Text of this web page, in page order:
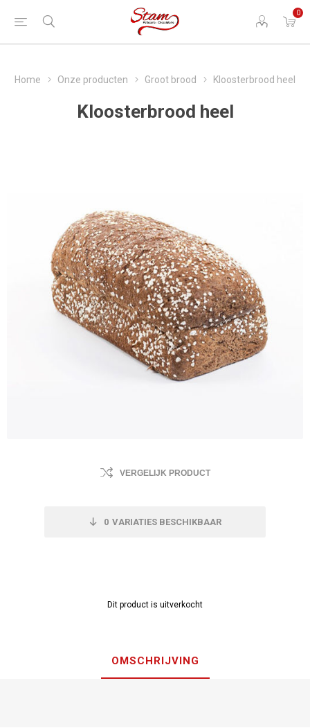
0
Home Onze producten Groot brood Kloosterbrood heel
Kloosterbrood heel
VERGELIJK PRODUCT
0 VARIATIES BESCHIKBAAR
Dit product is uitverkocht
OMSCHRIJVING